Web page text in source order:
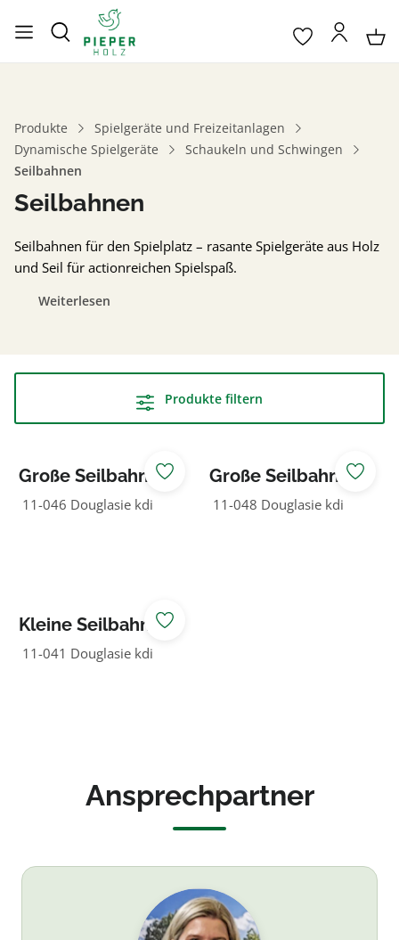
Produkte
Spielgeräte und Freizeitanlagen
Dynamische Spielgeräte
Schaukeln und Schwingen
Seilbahnen
Seilbahnen
Seilbahnen für den Spielplatz – rasante Spielgeräte aus Holz
und Seil für actionreichen Spielspaß.
Weiterlesen
Produkte filtern
Große Seilbahn
50 m lang mit
11-046 Douglasie kdi
Große Seilbahn
50 m lang ohne
11-048 Douglasie kdi
Kleine Seilbahn
25 m lang mit
11-041 Douglasie kdi
Ansprechpartner